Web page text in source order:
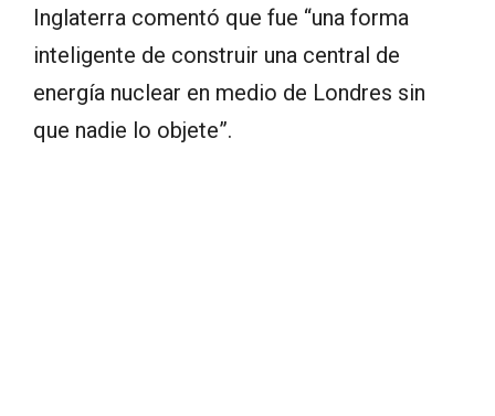
Inglaterra comentó que fue “una forma
inteligente de construir una central de
energía nuclear en medio de Londres sin
que nadie lo objete”.